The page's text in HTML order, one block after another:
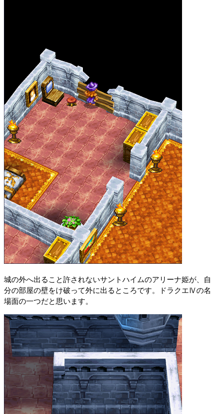
城の外へ出ること許されないサントハイムのアリーナ姫が、自
分の部屋の壁をけ破って外に出るところです。ドラクエⅣの名
場面の一つだと思います。